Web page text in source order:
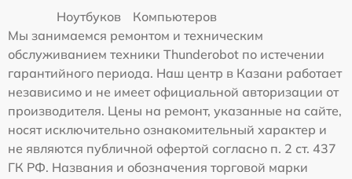
Ноутбуков
Компьютеров
Мы занимаемся ремонтом и техническим
обслуживанием техники Thunderobot по истечении
гарантийного периода. Наш центр в Казани работает
независимо и не имеет официальной авторизации от
производителя. Цены на ремонт, указанные на сайте,
носят исключительно ознакомительный характер и
не являются публичной офертой согласно п. 2 ст. 437
ГК РФ. Названия и обозначения торговой марки